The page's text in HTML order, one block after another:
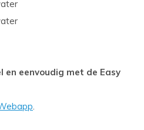
en eenvoudig met de Easy
.